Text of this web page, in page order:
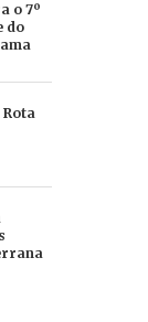
o 7º
do